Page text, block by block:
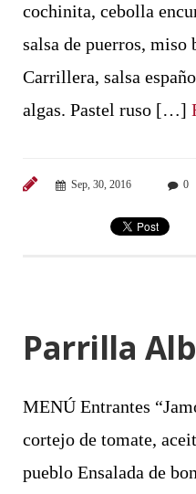
cochinita, cebolla
salsa de puerros, miso
Carrillera, salsa
algas. Pastel ruso […]
Sep, 30, 2016 0
Parrilla
MENÚ Entrantes
cortejo de tomate,
pueblo Ensalada de